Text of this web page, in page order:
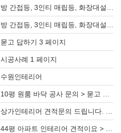
묻고 답하기 3 페이지
시공사례 1 페이지
수원인테리어